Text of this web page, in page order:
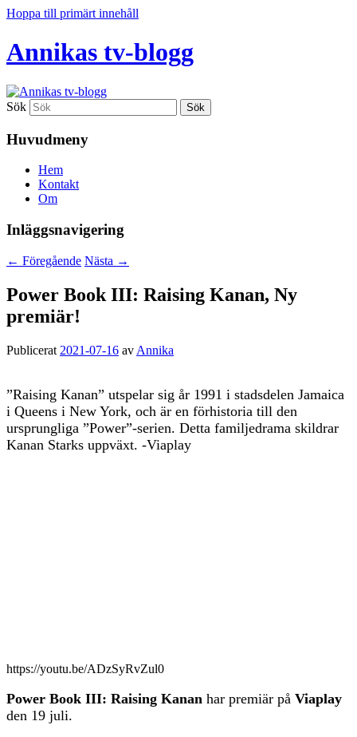
Hoppa till primärt innehåll
Annikas tv-blogg
Sök
Huvudmeny
Hem
Kontakt
Om
Inläggsnavigering
← Föregående Nästa →
Power Book III: Raising Kanan, Ny
premiär!
Publicerat 2021-07-16 av Annika
”Raising Kanan” utspelar sig år 1991 i stadsdelen Jamaica
i Queens i New York, och är en förhistoria till den
ursprungliga ”Power”-serien. Detta familjedrama skildrar
Kanan Starks uppväxt. -Viaplay
https://youtu.be/ADzSyRvZul0
Power Book III: Raising Kanan har premiär på Viaplay
den 19 juli.